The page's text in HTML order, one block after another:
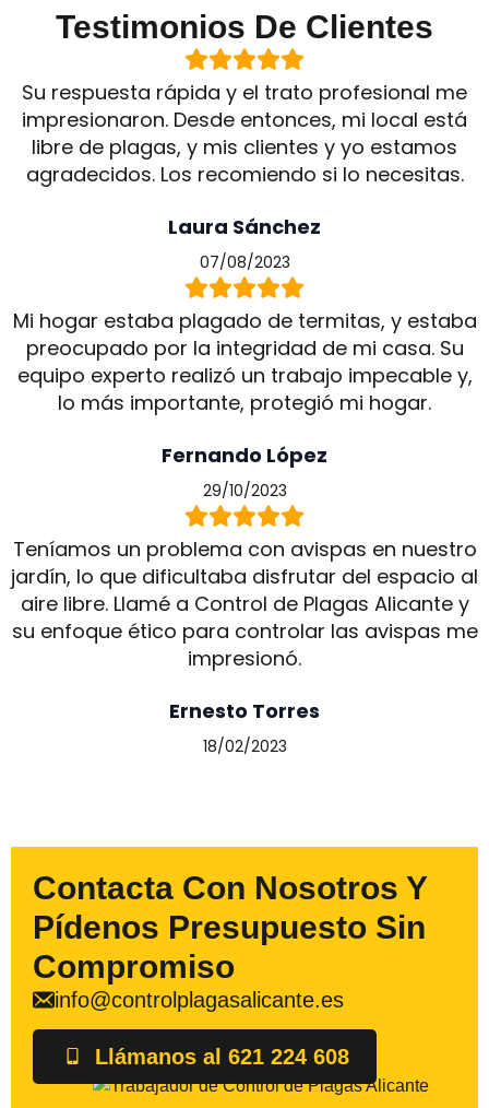
Testimonios De Clientes
Su respuesta rápida y el trato profesional me
impresionaron. Desde entonces, mi local está
libre de plagas, y mis clientes y yo estamos
agradecidos. Los recomiendo si lo necesitas.
Laura Sánchez
07/08/2023
Mi hogar estaba plagado de termitas, y estaba
preocupado por la integridad de mi casa. Su
equipo experto realizó un trabajo impecable y,
lo más importante, protegió mi hogar.
Fernando López
29/10/2023
Teníamos un problema con avispas en nuestro
jardín, lo que dificultaba disfrutar del espacio al
aire libre. Llamé a Control de Plagas Alicante y
su enfoque ético para controlar las avispas me
impresionó.
Ernesto Torres
18/02/2023
Contacta Con Nosotros Y
Pídenos Presupuesto Sin
Compromiso
info@controlplagasalicante.es
Llámanos al 621 224 608